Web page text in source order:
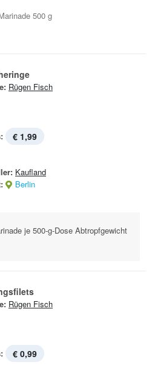
500 g
Rügen Fisch
€ 1,99
Kaufland
Berlin
je 500-g-Dose Abtropfgewicht
Rügen Fisch
€ 0,99